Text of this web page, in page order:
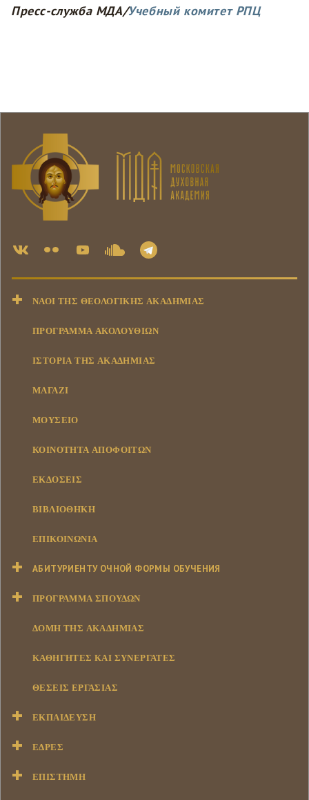
Пресс-служба МДА/Учебный комитет РПЦ
ΝΑΟΊ ΤΗΣ ΘΕΟΛΟΓΙΚΉΣ ΑΚΑΔΗΜΊΑΣ
ΠΡΟΓΡΑΜΜΑ ΑΚΟΛΟΥΘΙΩΝ
ΙΣΤΟΡΊΑ ΤΗΣ ΑΚΑΔΗΜΊΑΣ
ΜΑΓΑΖΊ
ΜΟΥΣΕΊΟ
ΚΟΙΝΌΤΗΤΑ ΑΠΟΦΟΊΤΩΝ
ΕΚΔΌΣΕΙΣ
ΒΙΒΛΙΟΘΉΚΗ
ΕΠΙΚΟΙΝΩΝΊΑ
АБИТУРИЕНТУ ОЧНОЙ ФОРМЫ ОБУЧЕНИЯ
ΠΡΌΓΡΑΜΜΑ ΣΠΟΥΔΏΝ
ΔΟΜΉ ΤΗΣ ΑΚΑΔΗΜΊΑΣ
ΚΑΘΗΓΗΤΈΣ ΚΑΙ ΣΥΝΕΡΓΆΤΕΣ
ΘΈΣΕΙΣ ΕΡΓΑΣΊΑΣ
ΕΚΠΑΊΔΕΥΣΗ
ΕΔΡΕΣ
ΕΠΙΣΤΉΜΗ